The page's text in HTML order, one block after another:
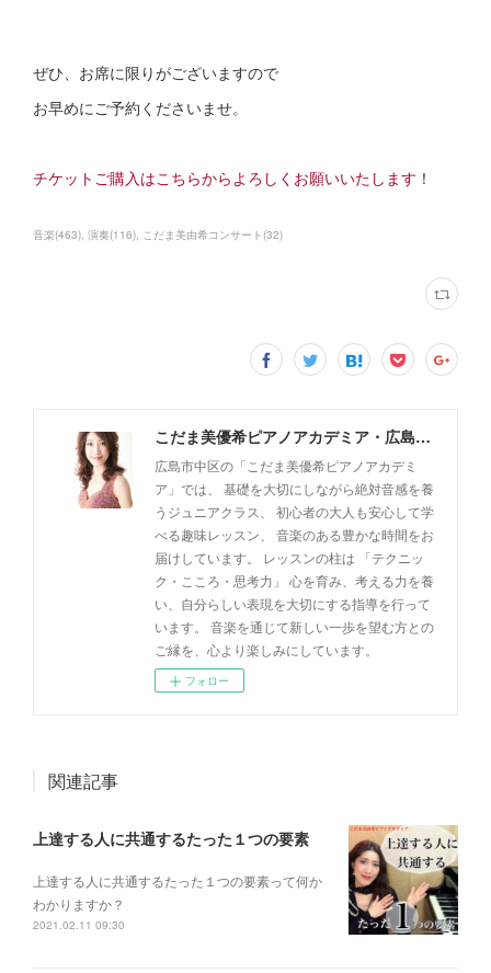
ぜひ、お席に限りがございますので
お早めにご予約くださいませ。
チケットご購入はこちらからよろしくお願いいたします ！
音楽(463) 演奏(116) こだま美由希コンサート (32)
こだま美優希ピアノアカデミア・広島市中区
広島市中区の「こだま美優希ピアノアカデミ
ア」では、 基礎を大切にしながら絶対音感を養
うジュニアクラス、 初心者の大人も安心して学
べる趣味レッスン、 音楽のある豊かな時間をお
届けしています。 レッスンの柱は 「テクニッ
ク・こころ・思考力」 心を育み、考える力を養
い、自分らしい表現を大切にする指導を行って
います。 音楽を通じて新しい一歩を望む方との
ご縁を、心より楽しみにしています。
フォロー
関連記事
上達する人に共通するたった１つの要素
上達する人に共通するたった１つの要素って何か
わかりますか？
2021.02.11 09:30